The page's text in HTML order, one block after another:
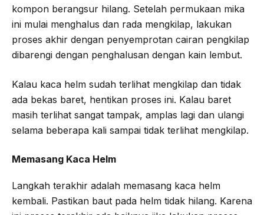
kompon berangsur hilang. Setelah permukaan mika
ini mulai menghalus dan rada mengkilap, lakukan
proses akhir dengan penyemprotan cairan pengkilap
dibarengi dengan penghalusan dengan kain lembut.
Kalau kaca helm sudah terlihat mengkilap dan tidak
ada bekas baret, hentikan proses ini. Kalau baret
masih terlihat sangat tampak, amplas lagi dan ulangi
selama beberapa kali sampai tidak terlihat mengkilap.
Memasang Kaca Helm
Langkah terakhir adalah memasang kaca helm
kembali. Pastikan baut pada helm tidak hilang. Karena